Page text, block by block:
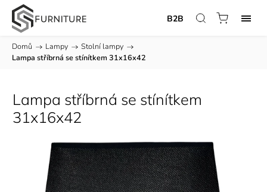
B2B
Domů / Lampy / Stolní lampy /
Lampa stříbrná se stínítkem 31x16x42
Lampa stříbrná se stínítkem
31x16x42